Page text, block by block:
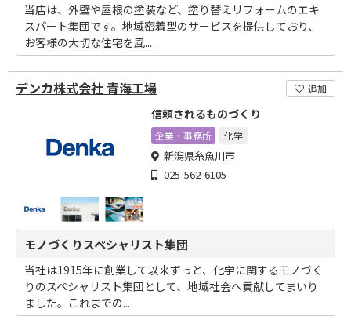
当店は、外壁や屋根の塗装など、塗り替えリフォームのエキ
スパート集団です。地域密着型のサービスを提供しており、
お客様の大切な住宅を風...
デンカ株式会社 青海工場 追加
信頼されるものづくり
企業・事務所 化学
新潟県糸魚川市
025-562-6105
モノづくりスペシャリスト集団
当社は1915年に創業して以来ずっと、化学に関するモノづく
りのスペシャリスト集団として、地域社会へ貢献してまいり
ました。これまでの...